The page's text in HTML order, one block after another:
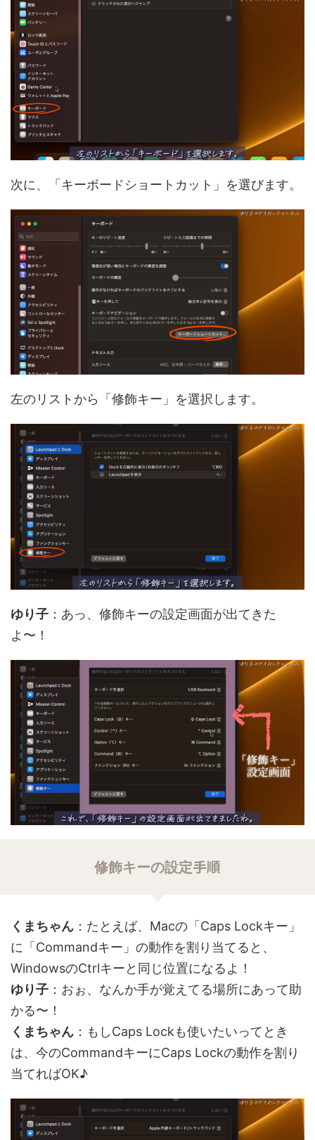
次に、「キーボードショートカット」を選びます。
左のリストから「修飾キー」を選択します。
ゆり子 ：あっ、修飾キーの設定画面が出てきた
よ〜！
修飾キーの設定手順
くまちゃん ：たとえば、Macの「Caps Lockキー」
に「Commandキー」の動作を割り当てると、
WindowsのCtrlキーと同じ位置になるよ！
ゆり子 ：おぉ、なんか手が覚えてる場所にあって助
かる〜！
くまちゃん ：もしCaps Lockも使いたいってとき
は、今のCommandキーにCaps Lockの動作を割り
当てればOK♪